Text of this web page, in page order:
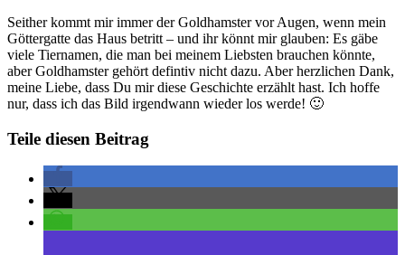
Seither kommt mir immer der Goldhamster vor Augen, wenn mein
Göttergatte das Haus betritt – und ihr könnt mir glauben: Es gäbe
viele Tiernamen, die man bei meinem Liebsten brauchen könnte,
aber Goldhamster gehört defintiv nicht dazu. Aber herzlichen Dank,
meine Liebe, dass Du mir diese Geschichte erzählt hast. Ich hoffe
nur, dass ich das Bild irgendwann wieder los werde! 🙂
Teile diesen Beitrag